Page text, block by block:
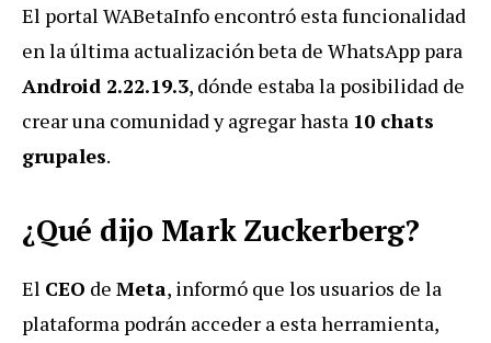
El portal WABetaInfo encontró esta funcionalidad
en la última actualización beta de WhatsApp para
Android 2.22.19.3, dónde estaba la posibilidad de
crear una comunidad y agregar hasta 10 chats
grupales.
¿Qué dijo Mark Zuckerberg?
El CEO de Meta, informó que los usuarios de la
plataforma podrán acceder a esta herramienta,